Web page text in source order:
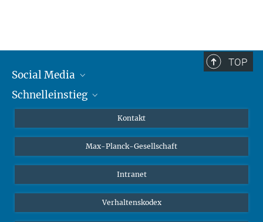
TOP
Social Media
Mastodon
Schnelleinstieg
Schüler*innen
Öffentlichkeit
Alumnae | Alumni
Kontakt
Max-Planck-Gesellschaft
Intranet
Verhaltenskodex